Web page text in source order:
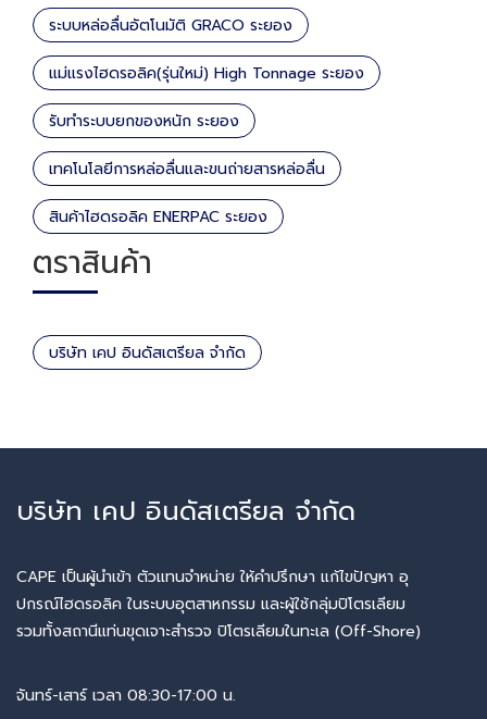
ระบบหล่อลื่นอัตโนมัติ GRACO ระยอง
แม่แรงไฮดรอลิค(รุ่นใหม่) High Tonnage ระยอง
รับทำระบบยกของหนัก ระยอง
เทคโนโลยีการหล่อลื่นและขนถ่ายสารหล่อลื่น
สินค้าไฮดรอลิค ENERPAC ระยอง
ตราสินค้า
บริษัท เคป อินดัสเตรียล จำกัด
บริษัท เคป อินดัสเตรียล จำกัด
CAPE เป็นผู้นำเข้า ตัวแทนจำหน่าย ให้คำปรึกษา แก้ไขปัญหา อุ
ปกรณ์ไฮดรอลิค ในระบบอุตสาหกรรม และผู้ใช้กลุ่มปิโตรเลียม
รวมทั้งสถานีแท่นขุดเจาะสำรวจ ปิโตรเลียมในทะเล (Off-Shore)
จันทร์-เสาร์ เวลา 08:30-17:00 น.